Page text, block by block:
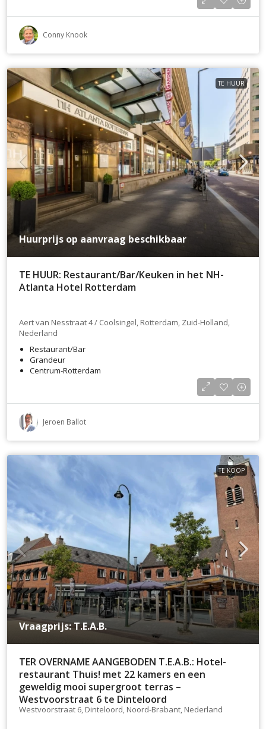
Conny Knook
TE HUUR
Huurprijs op aanvraag beschikbaar
TE HUUR: Restaurant/Bar/Keuken in het NH-
Atlanta Hotel Rotterdam
Aert van Nesstraat 4 / Coolsingel, Rotterdam, Zuid-Holland,
Nederland
Restaurant/Bar
Grandeur
Centrum-Rotterdam
Jeroen Ballot
TE KOOP
Vraagprijs: T.E.A.B.
TER OVERNAME AANGEBODEN T.E.A.B.: Hotel-
restaurant Thuis! met 22 kamers en een
geweldig mooi supergroot terras –
Westvoorstraat 6 te Dinteloord
Westvoorstraat 6, Dinteloord, Noord-Brabant, Nederland